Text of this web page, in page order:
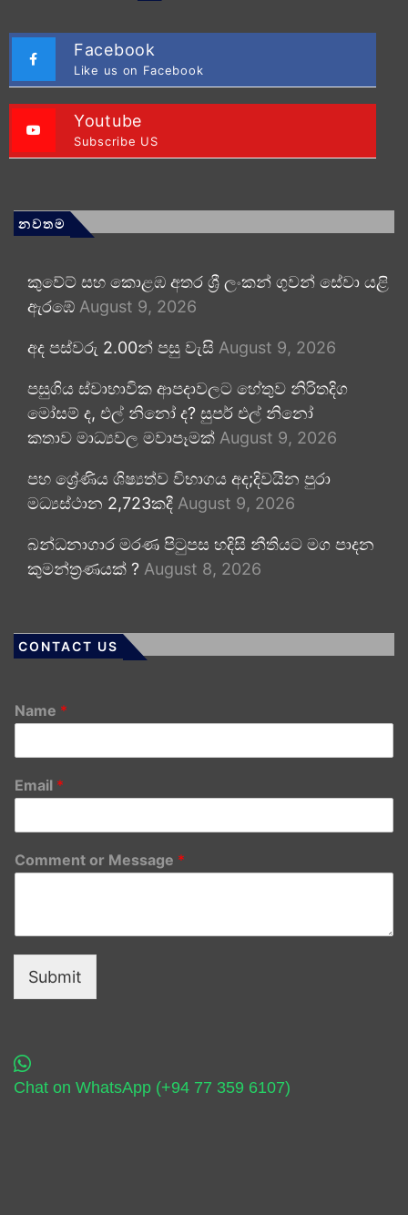
Facebook
Like us on Facebook
Youtube
Subscribe US
නවතම
කුවේට් සහ කොළඹ අතර ශ්‍රී ලංකන් ගුවන් සේවා යළි
ඇරඹේ August 9, 2026
අද පස්වරු 2.00න් පසු වැසි August 9, 2026
පසුගිය ස්වාභාවික ආපදාවලට හේතුව නිරිතදිග
මෝසම් ද, එල් නිනෝ ද? සුපර් එල් නිනෝ
කතාව මාධ්‍යවල මවාපෑමක් August 9, 2026
පහ ශ්‍රේණිය ශිෂ්‍යත්ව විභාගය අද;දිවයින පුරා
මධ්‍යස්ථාන 2,723කදී August 9, 2026
බන්ධනාගාර මරණ පිටුපස හදිසි නීතියට මග පාදන
කුමන්ත්‍රණයක් ? August 8, 2026
CONTACT US
Name *
Email *
Comment or Message *
Submit
Chat on WhatsApp (+94 77 359 6107)